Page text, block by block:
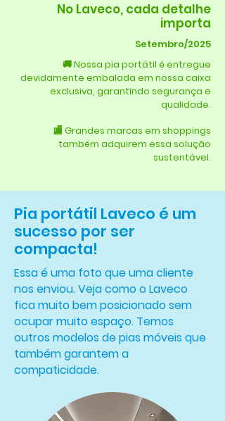
No Laveco, cada detalhe
importa
Setembro/2025
🚚 Nossa pia portátil é entregue
devidamente embalada em nossa caixa
exclusiva, garantindo segurança e
qualidade.
🏬 Grandes marcas em shoppings
também adquirem essa solução
sustentável.
Pia portátil Laveco é um
sucesso por ser
compacta!
Essa é uma foto que uma cliente
nos enviou. Veja como o Laveco
fica muito bem posicionado sem
ocupar muito espaço. Temos
outros modelos de pias móveis que
também garantem a
compaticidade.